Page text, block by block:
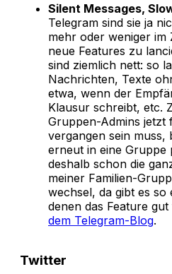
Silent Messages,
Telegram sind sie ja
mehr oder weniger im
neue Features zu
sind ziemlich nett: so
Nachrichten, Texte
etwa, wenn der
Klausur schreibt, etc.
Gruppen-Admins jetzt
vergangen sein
erneut in eine Gruppe
deshalb schon die
meiner Familien-
wechsel, da gibt es so
denen das Feature
dem Telegram-Blog.
Twitter